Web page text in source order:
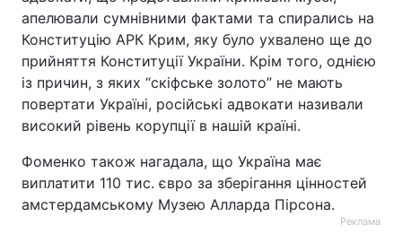
апелювали сумнівними фактами та спирались на
Конституцію АРК Крим, яку було ухвалено ще до
прийняття Конституції України. Крім того, однією
із причин, з яких “скіфське золото” не мають
повертати Україні, російські адвокати називали
високий рівень корупції в нашій країні.
Фоменко також нагадала, що Україна має
виплатити 110 тис. євро за зберігання цінностей
амстердамському Музею Алларда Пірсона.
Реклама